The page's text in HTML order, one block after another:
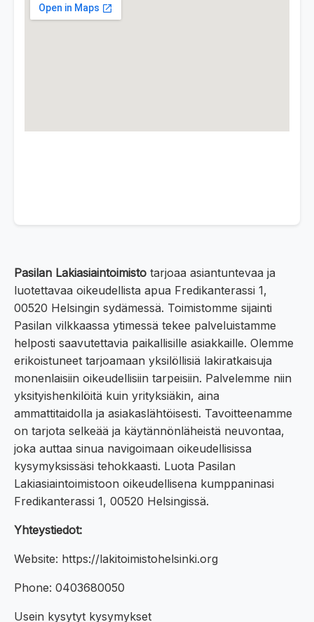
Pasilan Lakiasiaintoimisto tarjoaa asiantuntevaa ja
luotettavaa oikeudellista apua Fredikanterassi 1,
00520 Helsingin sydämessä. Toimistomme sijainti
Pasilan vilkkaassa ytimessä tekee palveluistamme
helposti saavutettavia paikallisille asiakkaille. Olemme
erikoistuneet tarjoamaan yksilöllisiä lakiratkaisuja
monenlaisiin oikeudellisiin tarpeisiin. Palvelemme niin
yksityishenkilöitä kuin yrityksiäkin, aina
ammattitaidolla ja asiakaslähtöisesti. Tavoitteenamme
on tarjota selkeää ja käytännönläheistä neuvontaa,
joka auttaa sinua navigoimaan oikeudellisissa
kysymyksissäsi tehokkaasti. Luota Pasilan
Lakiasiaintoimistoon oikeudellisena kumppaninasi
Fredikanterassi 1, 00520 Helsingissä.
Yhteystiedot:
Website: https://lakitoimistohelsinki.org
Phone: 0403680050
Usein kysytyt kysymykset